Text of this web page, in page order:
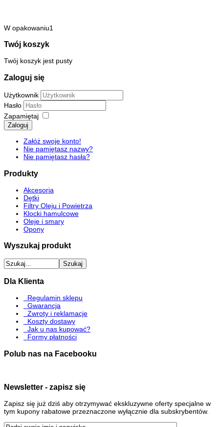
W opakowaniu1
Twój koszyk
Twój koszyk jest pusty
Zaloguj się
Użytkownik
Hasło
Zapamiętaj
Zaloguj
Załóż swoje konto!
Nie pamiętasz nazwy?
Nie pamiętasz hasła?
Produkty
Akcesoria
Dętki
Filtry Oleju i Powietrza
Klocki hamulcowe
Oleje i smary
Opony
Wyszukaj produkt
Dla Klienta
Regulamin sklepu
Gwarancja
Zwroty i reklamacje
Koszty dostawy
Jak u nas kupować?
Formy płatności
Polub nas na Facebooku
Newsletter - zapisz się
Zapisz się już dziś aby otrzymywać ekskluzywne oferty specjalne w
tym kupony rabatowe przeznaczone wyłącznie dla subskrybentów.